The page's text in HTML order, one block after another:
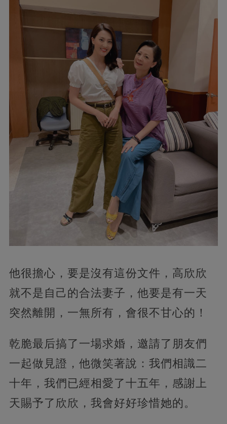
他很擔心，要是沒有這份文件，高欣欣
就不是自己的合法妻子，他要是有一天
突然離開，一無所有，會很不甘心的！
乾脆最后搞了一場求婚，邀請了朋友們
一起做見證，他微笑著說：我們相識二
十年，我們已經相愛了十五年，感謝上
天賜予了欣欣，我會好好珍惜她的。